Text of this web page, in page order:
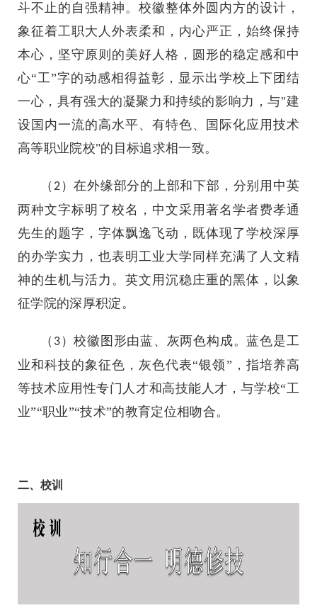
斗不止的自强精神。校徽整体外圆内方的设计，
象征着工职大人外表柔和，内心严正，始终保持
本心，坚守原则的美好人格，圆形的稳定感和中
心“工”字的动感相得益彰，显示出学校上下团结
一心，具有强大的凝聚力和持续的影响力，与"建
设国内一流的高水平、有特色、国际化应用技术
高等职业院校"的目标追求相一致。
（ 2 ）在外缘部分的上部和下部，分别用中英
两种文字标明了校名，中文采用著名学者费孝通
先生的题字，字体飘逸飞动，既体现了学校深厚
的办学实力，也表明工业大学同样充满了人文精
神的生机与活力。英文用沉稳庄重的黑体，以象
征学院的深厚积淀。
（ 3 ）校徽图形由蓝、灰两色构成。蓝色是工
业和科技的象征色，灰色代表“银领”，指培养高
等技术应用性专门人才和高技能人才，与学校“工
业”“职业”“技术”的教育定位相吻合。
二、校训